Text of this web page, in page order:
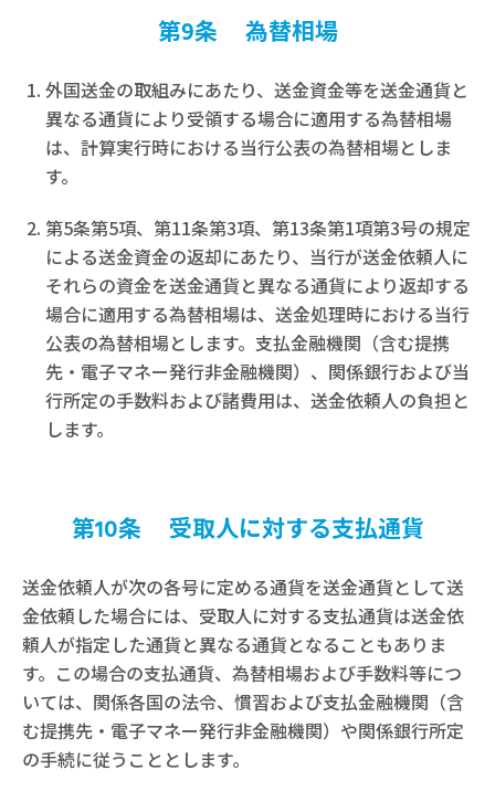
第9条 為替相場
外国送金の取組みにあたり、送金資金等を送金通貨と
異なる通貨により受領する場合に適用する為替相場
は、計算実行時における当行公表の為替相場としま
す。
第5条第5項、第11条第3項、第13条第1項第3号の規定
による送金資金の返却にあたり、当行が送金依頼人に
それらの資金を送金通貨と異なる通貨により返却する
場合に適用する為替相場は、送金処理時における当行
公表の為替相場とします。支払金融機関（含む提携
先・電子マネー発行非金融機関）、関係銀行および当
行所定の手数料および諸費用は、送金依頼人の負担と
します。
第10条 受取人に対する支払通貨
送金依頼人が次の各号に定める通貨を送金通貨として送
金依頼した場合には、受取人に対する支払通貨は送金依
頼人が指定した通貨と異なる通貨となることもありま
す。この場合の支払通貨、為替相場および手数料等につ
いては、関係各国の法令、慣習および支払金融機関（含
む提携先・電子マネー発行非金融機関）や関係銀行所定
の手続に従うこととします。